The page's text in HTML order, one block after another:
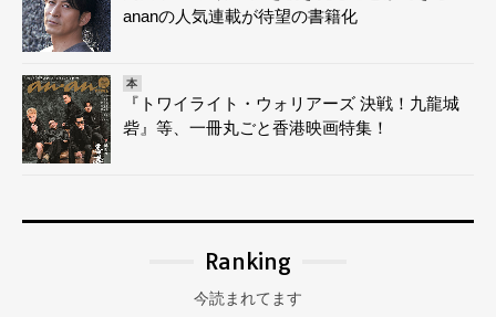
ananの人気連載が待望の書籍化
本
『トワイライト・ウォリアーズ 決戦！九龍城
砦』等、一冊丸ごと香港映画特集！
Ranking
今読まれてます